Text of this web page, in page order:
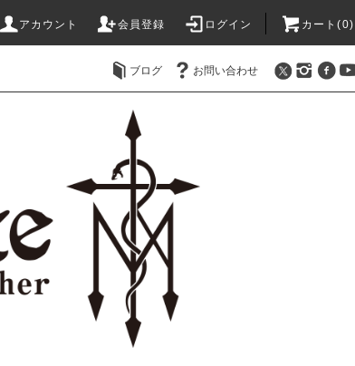
アカウント 会員登録 ログイン カート(0)
ブログ お問い合わせ